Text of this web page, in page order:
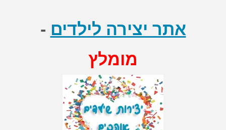
אתר יצירה לילדים -
מומלץ